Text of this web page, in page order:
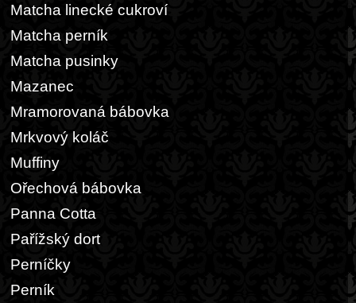
Matcha linecké cukroví
Matcha perník
Matcha pusinky
Mazanec
Mramorovaná bábovka
Mrkvový koláč
Muffiny
Ořechová bábovka
Panna Cotta
Pařížský dort
Perníčky
Perník